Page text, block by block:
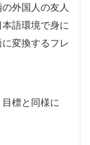
外国人の友人
語環境で身に
変換するフレ
標と同様に